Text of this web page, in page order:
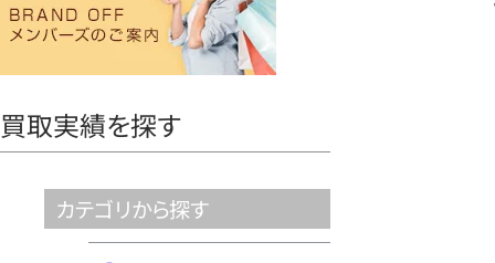
ヤ
買取実績を探す
カテゴリから探す